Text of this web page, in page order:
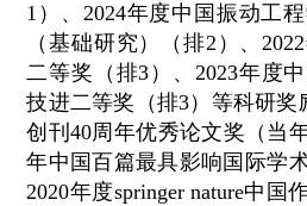
1）、2024年度中国振动工
（基础研究）（排2）、
二等奖（排3）、2023年度
技进二等奖（排3）等科研奖
创刊40周年优秀论文奖（当
年中国百篇最具影响国际学
2020年度springer nature中国